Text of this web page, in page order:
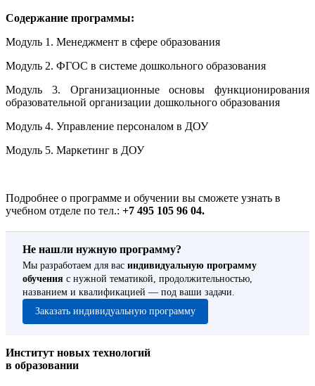
Содержание программы:
Модуль 1. Менеджмент в сфере образования
Модуль 2. ФГОС в системе дошкольного образования
Модуль 3. Организационные основы функционирования
образовательной организации дошкольного образования
Модуль 4. Управление персоналом в ДОУ
Модуль 5. Маркетинг в ДОУ
Подробнее о программе и обучении вы сможете узнать в
учебном отделе по тел.: +7 495 105 96 04.
Не нашли нужную программу?
Мы разработаем для вас индивидуальную программу
обучения с нужной тематикой, продолжительностью,
названием и квалификацией — под ваши задачи.
Заказать индивидуальную программу
Институт новых технологий
в образовании